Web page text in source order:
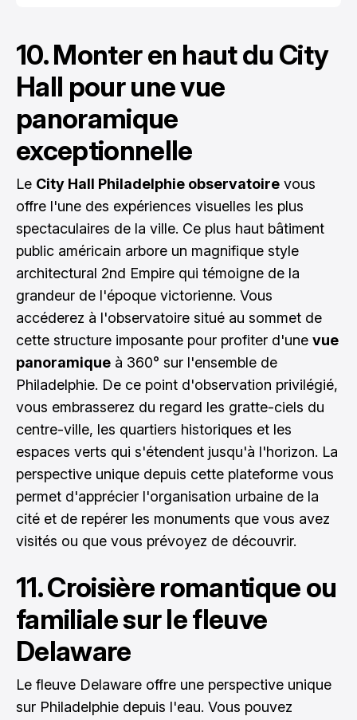
10. Monter en haut du City
Hall pour une vue
panoramique
exceptionnelle
Le City Hall Philadelphie observatoire vous
offre l'une des expériences visuelles les plus
spectaculaires de la ville. Ce plus haut bâtiment
public américain arbore un magnifique style
architectural 2nd Empire qui témoigne de la
grandeur de l'époque victorienne. Vous
accéderez à l'observatoire situé au sommet de
cette structure imposante pour profiter d'une vue
panoramique à 360° sur l'ensemble de
Philadelphie. De ce point d'observation privilégié,
vous embrasserez du regard les gratte-ciels du
centre-ville, les quartiers historiques et les
espaces verts qui s'étendent jusqu'à l'horizon. La
perspective unique depuis cette plateforme vous
permet d'apprécier l'organisation urbaine de la
cité et de repérer les monuments que vous avez
visités ou que vous prévoyez de découvrir.
11. Croisière romantique ou
familiale sur le fleuve
Delaware
Le fleuve Delaware offre une perspective unique
sur Philadelphie depuis l'eau. Vous pouvez